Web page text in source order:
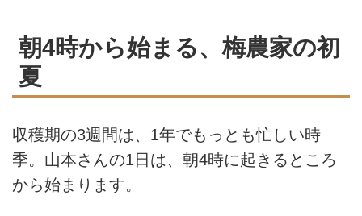
朝4時から始まる、梅農家の初
夏
収穫期の3週間は、1年でもっとも忙しい時
季。山本さんの1日は、朝4時に起きるところ
から始まります。